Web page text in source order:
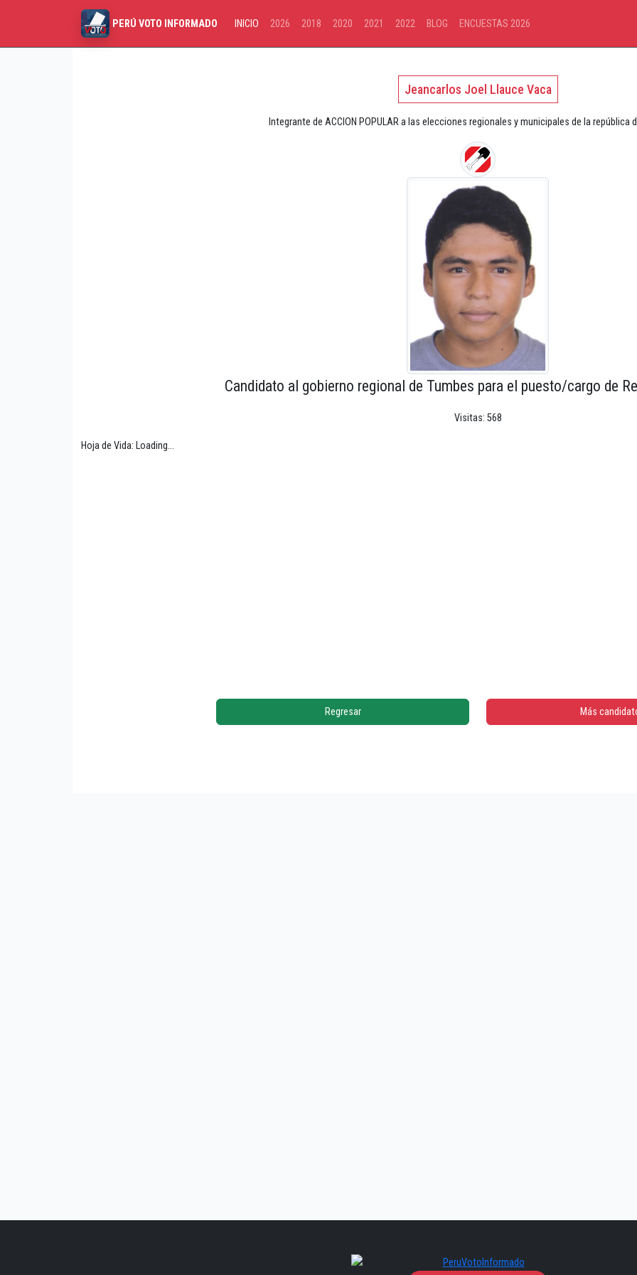
PERÚ VOTO INFORMADO INICIO 2026 2018 2020 2021 2022 BLOG ENCUESTAS 2026
Jeancarlos Joel Llauce Vaca
Integrante de ACCION POPULAR a las elecciones regionales y municipales de la república
Candidato al gobierno regional de Tumbes para el puesto/cargo de
Visitas: 568
Hoja de Vida: Loading...
Regresar Más